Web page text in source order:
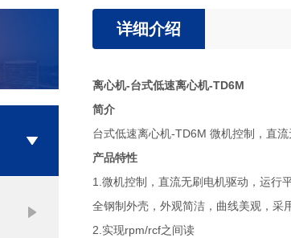
详细介绍
离心机-台式低速离心机-TD6M
简介
台式低速离心机-TD6M 微机控制，直
产品特性
1.微机控制，直流无刷电机驱动，运行
全钢制外壳，外观简洁，曲线美观，采
2.实现rpm/rcf之间读